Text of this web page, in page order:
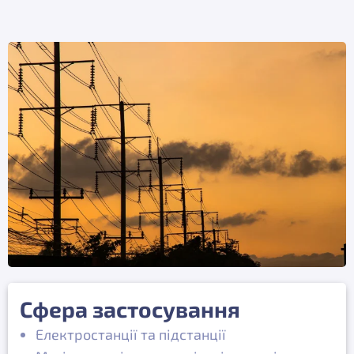
Сфера застосування
Електростанції та підстанції